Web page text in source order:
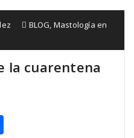
BLOG, Mastología en
la cuarentena